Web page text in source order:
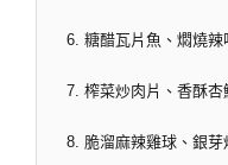
6. 糖醋瓦片魚、燜燒
7. 榨菜炒肉片、香酥杏
8. 脆溜麻辣雞球、銀